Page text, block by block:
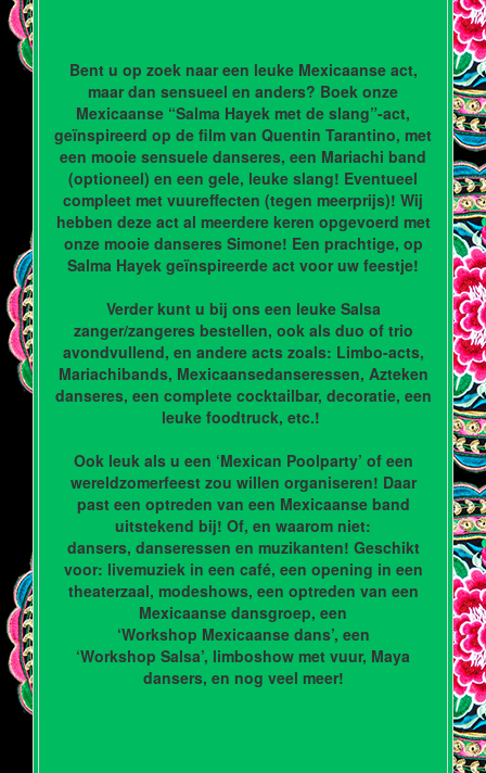
Bent u op zoek naar een leuke Mexicaanse act,
maar dan sensueel en anders? Boek onze
Mexicaanse “Salma Hayek met de slang”-act,
geïnspireerd op de film van Quentin Tarantino, met
een mooie sensuele danseres, een Mariachi band
(optioneel) en een gele, leuke slang! Eventueel
compleet met vuureffecten (tegen meerprijs)! Wij
hebben deze act al meerdere keren opgevoerd met
onze mooie danseres Simone! Een prachtige, op
Salma Hayek geïnspireerde act voor uw feestje!
Verder kunt u bij ons een leuke Salsa
zanger/zangeres bestellen, ook als duo of trio
avondvullend, en andere acts zoals: Limbo-acts,
Mariachibands, Mexicaansedanseressen, Azteken
danseres, een complete cocktailbar, decoratie, een
leuke foodtruck, etc.!
Ook leuk als u een ‘Mexican Poolparty’ of een
wereldzomerfeest zou willen organiseren! Daar
past een optreden van een Mexicaanse band
uitstekend bij! Of, en waarom niet:
dansers, danseressen en muzikanten! Geschikt
voor: livemuziek in een café, een opening in een
theaterzaal, modeshows, een optreden van een
Mexicaanse dansgroep, een
‘Workshop Mexicaanse dans’, een
‘Workshop Salsa’, limboshow met vuur, Maya
dansers, en nog veel meer!